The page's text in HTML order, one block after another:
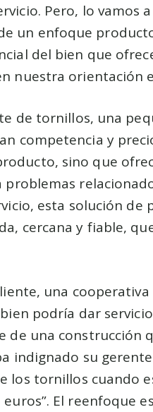
Pero, lo vamos
un enfoque
del bien que
nuestra orientación
de tornillos, una
competencia y
sino que
problemas
esta solución
cercana y fiable,
una
podría dar
de una construcción
indignado su
los tornillos cuando
El reenfoque